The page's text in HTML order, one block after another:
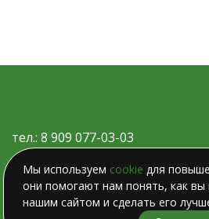
тел.: 8 909 077-03-03
Карта сайта
Политика
Мы используем cookie для
они помогают нам понять, как вы
нашим сайтом и сделать его